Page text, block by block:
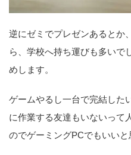
逆にゼミでプレゼンあるとか
ら、学校へ持ち運びも多いで
めします。
ゲームやるし一台で完結した
に作業する友達もいないって
のでゲーミングPCでもいいと